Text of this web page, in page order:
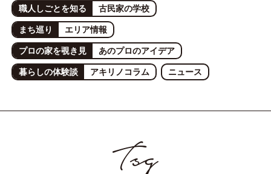
職人しごとを知る 古民家の学校
まち巡り エリア情報
プロの家を覗き見 あのプロのアイデア
暮らしの体験談 アキリノコラム ニュース